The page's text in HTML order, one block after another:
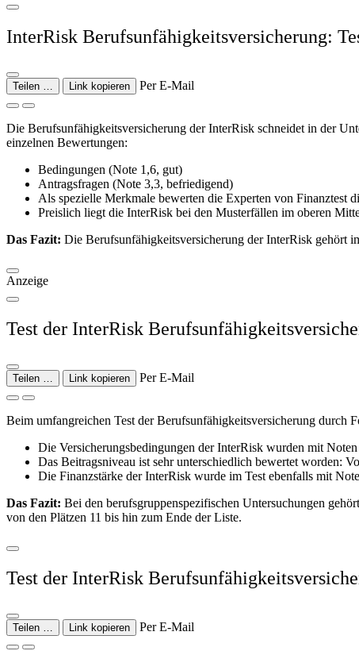
InterRisk Berufsunfähigkeitsversicherung:
Teilen … Link kopieren Per E-Mail
Die Berufsunfähigkeitsversicherung der InterRisk schneidet in der
einzelnen Bewertungen:
Bedingungen (Note 1,6, gut)
Antragsfragen (Note 3,3, befriedigend)
Als spezielle Merkmale bewerten die Experten von Finanztest
Preislich liegt die InterRisk bei den Musterfällen im oberen
Das Fazit: Die Berufsunfähigkeitsversicherung der InterRisk gehört
Anzeige
Test der InterRisk
Teilen … Link kopieren Per E-Mail
Beim umfangreichen Test der Berufsunfähigkeitsversicherung durch
Die Versicherungsbedingungen der InterRisk wurden mit
Das Beitragsniveau ist sehr unterschiedlich bewertet worden:
Die Finanzstärke der InterRisk wurde im Test ebenfalls mit
Das Fazit: Bei den berufsgruppenspezifischen Untersuchungen
von den Plätzen 11 bis hin zum Ende der Liste.
Test der InterRisk
Teilen … Link kopieren Per E-Mail